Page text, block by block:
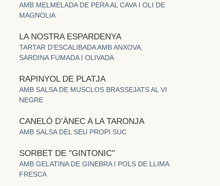
AMB MELMELADA DE PERA AL CAVA I OLI DE
MAGNOLIA
LA NOSTRA ESPARDENYA
TARTAR D’ESCALIBADA AMB ANXOVA,
SARDINA FUMADA I OLIVADA
RAPINYOL DE PLATJA
AMB SALSA DE MUSCLOS BRASSEJATS AL VI
NEGRE
CANELÓ D’ÀNEC A LA TARONJA
AMB SALSA DEL SEU PROPI SUC
SORBET DE "GINTONIC"
AMB GELATINA DE GINEBRA I POLS DE LLIMA
FRESCA